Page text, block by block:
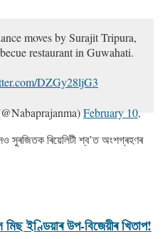
moves by Surajit Tripura,
restaurant in Guwahati.
DZGy28ljG3
February 10,
সুৰজিতক ৰিয়েলিটী শ্ব’ত অংশগ্ৰহণৰ
মিছ ইণ্ডিয়াৰ উপ-বিজেয়ীৰ খিতাপ!